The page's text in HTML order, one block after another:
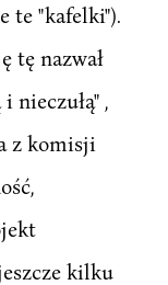
te "kafelki").
tę nazwał
,
z komisji
kilku